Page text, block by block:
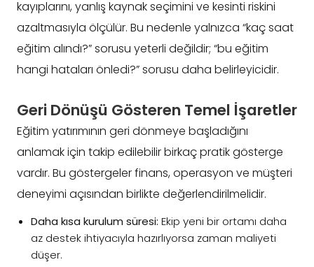
kayıplarını, yanlış kaynak seçimini ve kesinti riskini
azaltmasıyla ölçülür. Bu nedenle yalnızca “kaç saat
eğitim alındı?” sorusu yeterli değildir; “bu eğitim
hangi hataları önledi?” sorusu daha belirleyicidir.
Geri Dönüşü Gösteren Temel İşaretler
Eğitim yatırımının geri dönmeye başladığını
anlamak için takip edilebilir birkaç pratik gösterge
vardır. Bu göstergeler finans, operasyon ve müşteri
deneyimi açısından birlikte değerlendirilmelidir.
Daha kısa kurulum süresi: Ekip yeni bir ortamı daha
az destek ihtiyacıyla hazırlıyorsa zaman maliyeti
düşer.